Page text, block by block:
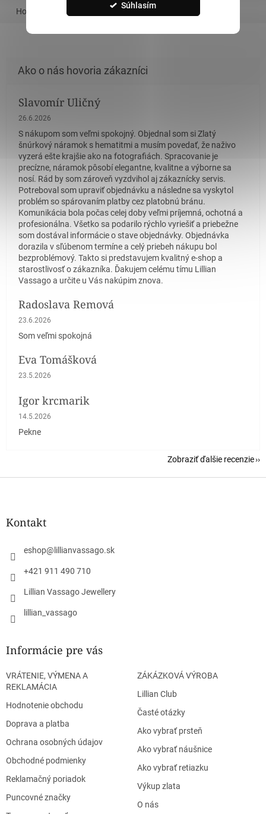
Súhlasím
Hodnotenie Podobný tovar
Slavomír Uličný
Hodnotenie obchodu je 5 z 5 hviezdičiek.
26.6.2026
S nákupom som veľmi spokojný. Objednal som si Zlatý
šnúrkový náramok s hematitmi a musím povedať, že naživo
vyzerá ešte krajšie ako na fotografiách. Spracovanie je
precízne, náramok pôsobí elegantne, kvalitne a výborne sa
nosí. Rád by som zároveň vyzdvihol aj zákaznícky servis.
Potreboval som upraviť objednávku a následne sa vyskytol
problém so spárovaním platby cez platobnú bránu.
Komunikácia bola počas celej doby veľmi príjemná, ochotná a
profesionálna. Všetko sa podarilo rýchlo vyriešiť a priebežne
som dostával informácie o stave objednávky. Objednávka
dorazila v sľúbenom termíne a celý priebeh nákupu bol
bezproblémový. Takto si predstavujem kvalitný e-shop a
starostlivosť o zákazníka. Ďakujem celému tímu Lillian
Vassago a určite u Vás nakúpim znova.
Radoslava Remová
Hodnotenie obchodu je 5 z 5 hviezdičiek.
23.6.2026
Som veľmi spokojná
Eva Tomášková
Hodnotenie obchodu je 5 z 5 hviezdičiek.
23.5.2026
Igor krcmarik
Hodnotenie obchodu je 5 z 5 hviezdičiek.
14.5.2026
Pekne
Zobraziť ďalšie recenzie
Z
Kontakt
eshop@ lillianvassago.sk
+421 911 490 710
Lillian Vassago Jewellery
lillian_vassago
Informácie pre vás
VRÁTENIE, VÝMENA A
REKLAMÁCIA
Hodnotenie obchodu
Doprava a platba
Ochrana osobných údajov
Obchodné podmienky
Reklamačný poriadok
Puncovné značky
ZÁKÁZKOVÁ VÝROBA
Lillian Club
Časté otázky
Ako vybrať prsteň
Ako vybrať náušnice
Ako vybrať retiazku
Výkup zlata
O nás